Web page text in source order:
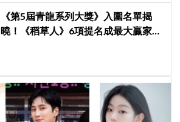
《第5屆青龍系列大獎》入圍名單揭
曉！《稻草人》6項提名成最大贏家，